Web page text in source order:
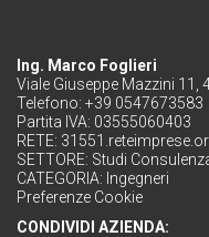
Ing. Marco Foglieri
Viale Giuseppe Mazzini 11,
Telefono: +39 0547673583
Partita IVA: 03555060403
RETE:
SETTORE: Studi
CATEGORIA: Ingegneri
Preferenze Cookie
CONDIVIDI AZIENDA: